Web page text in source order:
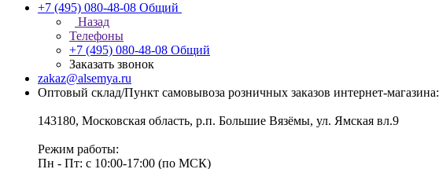
+7 (495) 080-48-08 Общий
Назад
Телефоны
+7 (495) 080-48-08 Общий
Заказать звонок
zakaz@alsemya.ru
Оптовый склад/Пункт самовывоза розничных заказов интернет-магазина:
143180, Московская область, р.п. Большие Вязёмы, ул. Ямская вл.9
Режим работы:
Пн - Пт: с 10:00-17:00 (по МСК)